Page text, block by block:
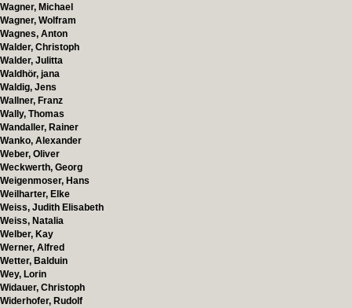
Wagner, Michael
Wagner, Wolfram
Wagnes, Anton
Walder, Christoph
Walder, Julitta
Waldhör, jana
Waldig, Jens
Wallner, Franz
Wally, Thomas
Wandaller, Rainer
Wanko, Alexander
Weber, Oliver
Weckwerth, Georg
Weigenmoser, Hans
Weilharter, Elke
Weiss, Judith Elisabeth
Weiss, Natalia
Welber, Kay
Werner, Alfred
Wetter, Balduin
Wey, Lorin
Widauer, Christoph
Widerhofer, Rudolf